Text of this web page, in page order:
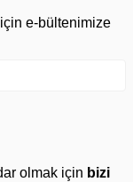
e-bültenimize
olmak için bizi